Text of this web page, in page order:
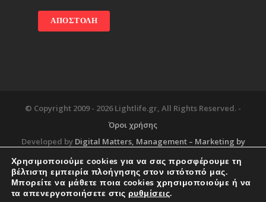
© Copyright 2009 - 2026 Lightlife.gr, All Rights Reserved. -
Όροι χρήσης
Developed by Digital Matters, Management – Marketing by
Blog About Services
Corporate Support
Χρησιμοποιούμε cookies για να σας προσφέρουμε τη
βέλτιστη εμπειρία πλοήγησης στον ιστότοπό μας.
Μπορείτε να μάθετε ποια cookies χρησιμοποιούμε ή να
τα απενεργοποιήσετε στις ρυθμίσεις.